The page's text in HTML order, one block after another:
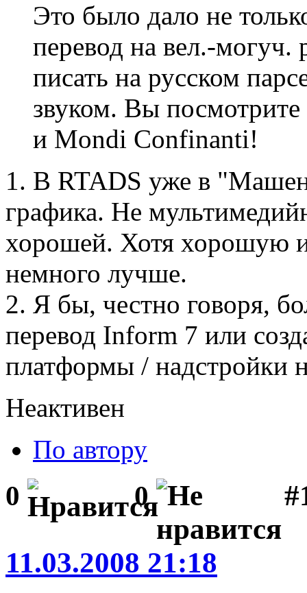
Это было дало не
перевод на вел.-могуч.
писать на русском
звуком. Вы
и Mondi Confinanti!
1. В RTADS уже в
графика. Не
хорошей. Хотя хорошую
немного лучше.
2. Я бы, честно говоря,
перевод Inform 7 или
платформы / надстройки
Неактивен
По автору
0 0
11.03.2008 21:18